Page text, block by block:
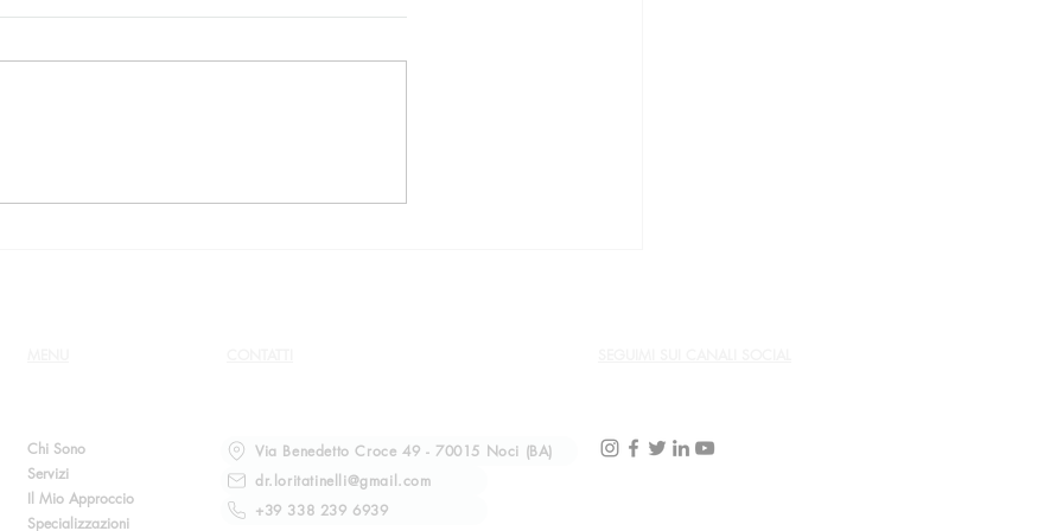
Luca Poma e altre
manipolare le emozioni
Chi Sono
Servizi
Il Mio Approccio
Specializzazioni
Via Benedetto Croce 49 - 70015 Noci (BA)
dr.loritatinelli@gmail.com
+39 338 239 6939